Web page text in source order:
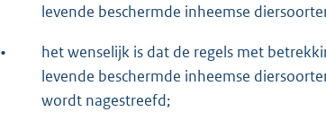
levende beschermde inheemse
•
het wenselijk is dat de regels met
levende beschermde inheemse
wordt nagestreefd;